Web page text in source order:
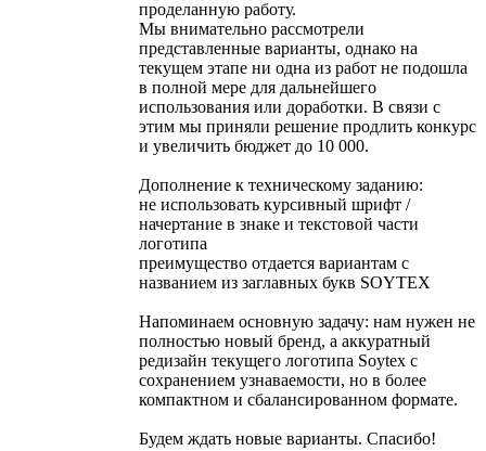
проделанную работу.
Мы внимательно рассмотрели
представленные варианты, однако на
текущем этапе ни одна из работ не подошла
в полной мере для дальнейшего
использования или доработки. В связи с
этим мы приняли решение продлить конкурс
и увеличить бюджет до 10 000.
Дополнение к техническому заданию:
не использовать курсивный шрифт /
начертание в знаке и текстовой части
логотипа
преимущество отдается вариантам с
названием из заглавных букв SOYTEX
Напоминаем основную задачу: нам нужен не
полностью новый бренд, а аккуратный
редизайн текущего логотипа Soytex с
сохранением узнаваемости, но в более
компактном и сбалансированном формате.
Будем ждать новые варианты. Спасибо!